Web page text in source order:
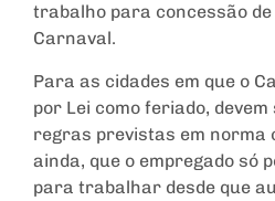
trabalho para concessão de
Carnaval.
Para as cidades em que o
por Lei como feriado,
regras previstas em norma
ainda, que o empregado só
para trabalhar desde que